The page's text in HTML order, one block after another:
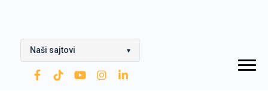
Naši sajtovi ▾
OPTIMA Grupa